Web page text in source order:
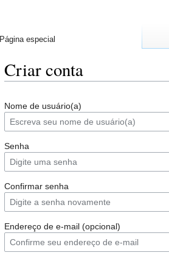
Criar conta
para
navegação
para
pesquisar
Nome de usuário(a)
Senha
Confirmar senha
Endereço de e-mail (opcional)
Página especial